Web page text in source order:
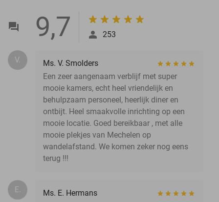
9,7 253
V.
Ms. V. Smolders
Een zeer aangenaam verblijf met super
mooie kamers, echt heel vriendelijk en
behulpzaam personeel, heerlijk diner en
ontbijt. Heel smaakvolle inrichting op een
mooie locatie. Goed bereikbaar , met alle
mooie plekjes van Mechelen op
wandelafstand. We komen zeker nog eens
terug !!!
E.
Ms. E. Hermans